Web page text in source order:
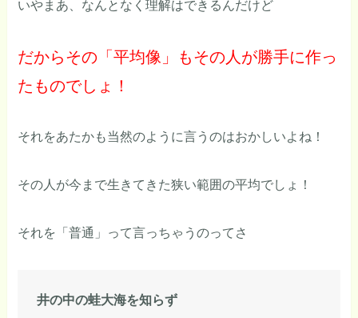
いやまあ、なんとなく理解はできるんだけど
だからその「平均像」もその人が勝手に作っ
たものでしょ！
それをあたかも当然のように言うのはおかしいよね！
その人が今まで生きてきた狭い範囲の平均でしょ！
それを「普通」って言っちゃうのってさ
井の中の蛙大海を知らず